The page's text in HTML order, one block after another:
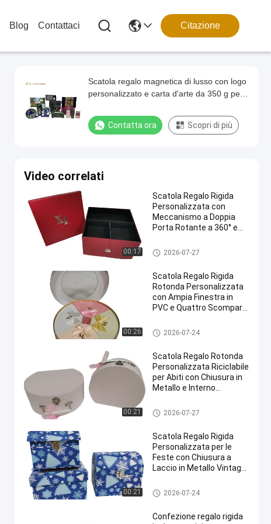
Blog Contattaci Citazione
Scatola regalo magnetica di lusso con logo
personalizzato e carta d'arte da 350 g per
Contatta ora Scopri di più
Video correlati
00:17
Scatola Regalo Rigida
Personalizzata con
Meccanismo a Doppia
Porta Rotante a 360° e
Indipendenti per
Confezioni di Lusso
scatole d'imballaggio di carta
2026-07-27
00:26
Scatola Regalo Rigida
Rotonda Personalizzata
con Ampia Finestra in
PVC e Quattro Scomparti
Confezioni Premium
scatole d'imballaggio di carta
2026-07-24
00:21
Scatola Regalo Rotonda
Personalizzata Riciclabile
per Abiti con Chiusura in
Metallo e Interno
Ecologiche
scatole d'imballaggio di carta
2026-07-27
00:21
Scatola Regalo Rigida
Personalizzata per le
Feste con Chiusura a
Laccio in Metallo Vintage
Natalizia
scatole d'imballaggio di carta
2026-07-24
Confezione regalo rigida